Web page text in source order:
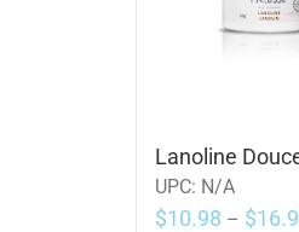
Lanoline
UPC: N/A
$10.98 – $